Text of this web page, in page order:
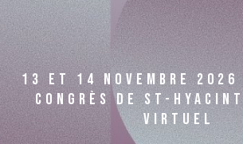
13 ET 14 NOVEMBRE 2026
CONGRÈS DE ST-
VIRTUEL